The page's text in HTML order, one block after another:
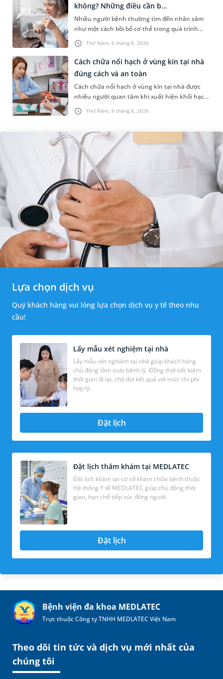
Thứ Năm, 6 tháng 8, 2026
không? Những điều cần b...
Nhiều người bệnh thường tìm đến nhân sâm
như một cách bồi bổ cơ thể trong quá trình
điều trị ung thư. Tuy nhiên, câu hỏi người bị
ung thư có uống được sâm kh...
Thứ Năm, 6 tháng 8, 2026
Cách chữa nổi hạch ở vùng kín tại nhà
đúng cách và an toàn
Cách chữa nổi hạch ở vùng kín tại nhà được
nhiều người quan tâm khi xuất hiện khối hạch
nhỏ ở vùng bẹn hoặc cơ quan sinh dục. Nếu
hạch mới xuất hiện, kích th...
Lựa chọn dịch vụ
Quý khách hàng vui lòng lựa chọn dịch vụ y tế theo nhu
cầu!
Lấy mẫu xét nghiệm tại nhà
Lấy mẫu xét nghiệm tại nhà giúp khách hàng
chủ động tầm soát bệnh lý. Đồng thời tiết kiệm
thời gian đi lại, chờ đợi kết quả với mức chi phí
hợp lý.
Đặt lịch
Đặt lịch thăm khám tại MEDLATEC
Đặt lịch khám tại cơ sở khám chữa bệnh thuộc
Hệ thống Y tế MEDLATEC giúp chủ động thời
gian, hạn chế tiếp xúc đông người.
Đặt lịch
Bệnh viện đa khoa MEDLATEC
Trực thuộc Công ty TNHH MEDLATEC Việt Nam
Theo dõi tin tức và dịch vụ mới nhất của
chúng tôi